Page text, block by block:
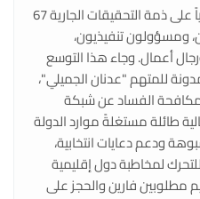
تخطى عدد الموقوفين رسمياً على ذمة التحقيقات الجارية 67
ومسؤولون تنفيذيون،
أعمال. وجاء هذا التوسع
للمتهم "عدنان الجميلي"،
الفساد عن شبكة
طائلة مستغلةً موارد الدولة
ودعم دعايات انتخابية،
لمخاطبة دول إقليمية
مطلوبين فارين والحجز على